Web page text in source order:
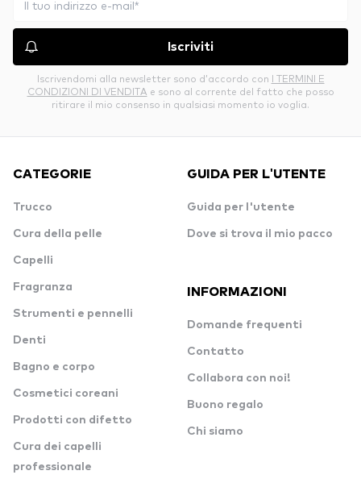
Iscriviti
Iscrivendomi alla newsletter sono d’accordo con I TERMINI E
CONDIZIONI DI VENDITA e sono al corrente del fatto che posso
ritirare il mio consenso in qualsiasi momento io voglia.
CATEGORIE
Trucco
Cura della pelle
Capelli
Fragranza
Strumenti e pennelli
Denti
Bagno e corpo
Cosmetici coreani
Prodotti con difetto
Cura dei capelli
professionale
GUIDA PER L'UTENTE
Guida per l'utente
Dove si trova il mio pacco
INFORMAZIONI
Domande frequenti
Contatto
Collabora con noi!
Buono regalo
Chi siamo